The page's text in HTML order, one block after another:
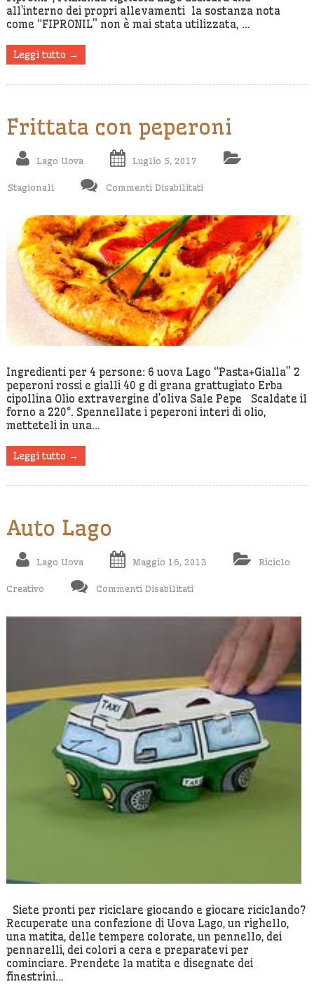
all’interno dei propri allevamenti la sostanza nota
come “FIPRONIL” non è mai stata utilizzata, …
Leggi tutto →
Frittata con peperoni
Lago Uova Luglio 5, 2017
Stagionali Commenti Disabilitati
Con
Peperoni
Ingredienti per 4 persone: 6 uova Lago “Pasta+Gialla” 2
peperoni rossi e gialli 40 g di grana grattugiato Erba
cipollina Olio extravergine d’oliva Sale Pepe Scaldate il
forno a 220°. Spennellate i peperoni interi di olio,
metteteli in una…
Leggi tutto →
Auto Lago
Lago Uova Maggio 16, 2013 Riciclo
Creativo Commenti Disabilitati
Lago
Siete pronti per riciclare giocando e giocare riciclando?
Recuperate una confezione di Uova Lago, un righello,
una matita, delle tempere colorate, un pennello, dei
pennarelli, dei colori a cera e preparatevi per
cominciare. Prendete la matita e disegnate dei
finestrini…